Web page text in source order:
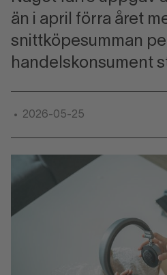
än i april förra året
snittköpesumman
handelskonsument
• 2026-05-25